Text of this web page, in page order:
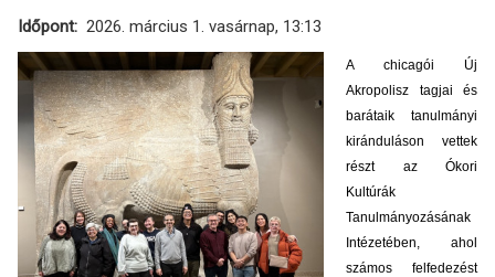
Időpont 2026. március 1. vasárnap, 13:13
A chicagói Új
Akropolisz tagjai és
barátaik tanulmányi
kiránduláson vettek
részt az Ókori
Kultúrák
Tanulmányozásának
Intézetében, ahol
számos felfedezést